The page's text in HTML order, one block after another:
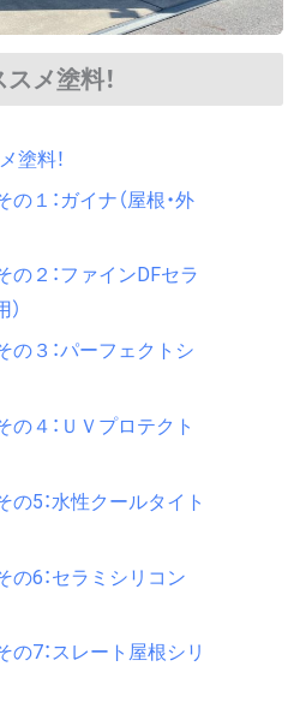
メ塗料！
塗料！
１：ガイナ（屋根・外
の２：ファインDFセラ
の３：パーフェクトシ
４：ＵＶプロテクト
の5：水性クールタイト
の6：セラミシリコン
の7：スレート屋根シリ